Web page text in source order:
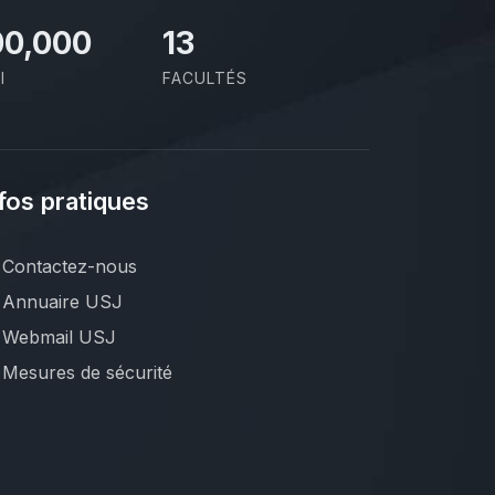
13
FACULTÉS
pratiques
Contactez-nous
Annuaire USJ
Webmail USJ
Mesures de sécurité